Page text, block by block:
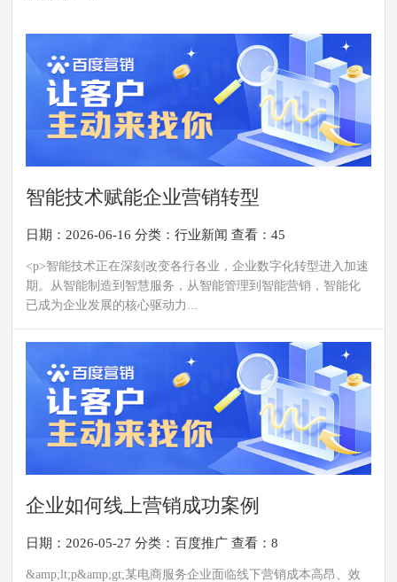
智能技术赋能企业营销转型
日期：2026-06-16 分类：行业新闻 查看：45
<p>智能技术正在深刻改变各行各业，企业数字化转型进入加速
期。从智能制造到智慧服务，从智能管理到智能营销，智能化
已成为企业发展的核心驱动力...
企业如何线上营销成功案例
日期：2026-05-27 分类：百度推广 查看：8
&amp;lt;p&amp;gt;某电商服务企业面临线下营销成本高昂、效